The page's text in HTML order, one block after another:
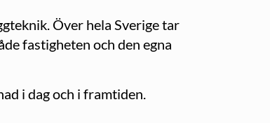
Över hela Sverige tar
fastigheten och den egna
i dag och i framtiden.